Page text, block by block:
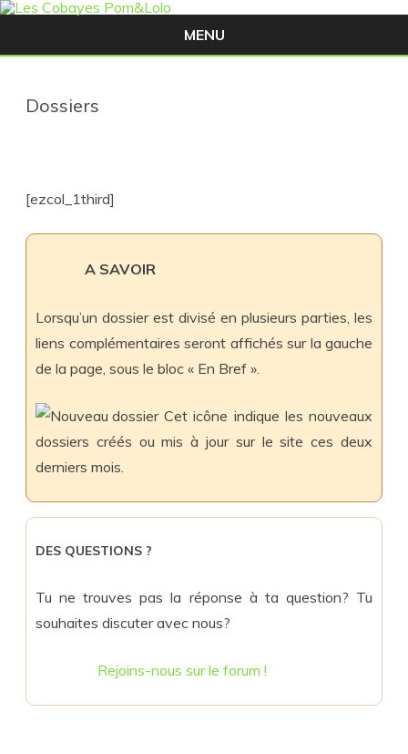
MENU
Dossiers
[ezcol_1third]
A SAVOIR
Lorsqu’un dossier est divisé en plusieurs parties, les
liens complémentaires seront affichés sur la gauche
de la page, sous le bloc « En Bref ».
Cet icône indique les nouveaux
dossiers créés ou mis à jour sur le site ces deux
derniers mois.
DES QUESTIONS ?
Tu ne trouves pas la réponse à ta question? Tu
souhaites discuter avec nous?
Rejoins-nous sur le forum !